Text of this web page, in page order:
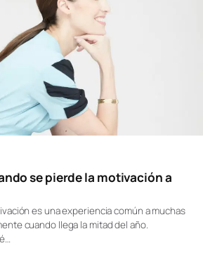
se pierde la motivación a
es una experiencia común a muchas
cuando llega la mitad del año.